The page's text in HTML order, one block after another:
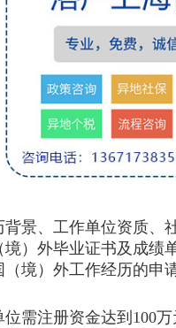
、工作单位资质、
）外毕业证书及成
境）外工作经历的申
注册资金达到100万